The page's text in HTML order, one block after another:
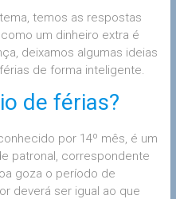
temos as respostas
um dinheiro extra é
deixamos algumas ideias
de forma inteligente.
de férias?
por 14º mês, é um
patronal, correspondente
goza o período de
deverá ser igual ao que